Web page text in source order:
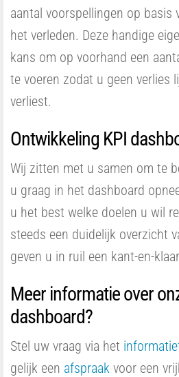
aantal voorspellingen op basis
het verleden. Deze handige
kans om op voorhand een
te voeren zodat u geen verlies
verliest.
Ontwikkeling KPI
Wij zitten met u samen om te
u graag in het dashboard
u het best welke doelen u wil
steeds een duidelijk overzicht
geven u in ruil een kant-en-
Meer informatie over
dashboard?
Stel uw vraag via het
gelijk een afspraak voor een